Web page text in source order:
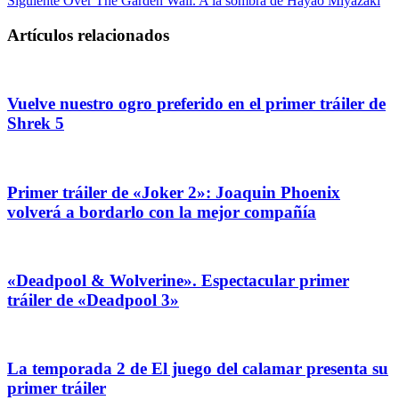
Artículos relacionados
Vuelve nuestro ogro preferido en el primer tráiler de
Shrek 5
Primer tráiler de «Joker 2»: Joaquin Phoenix
volverá a bordarlo con la mejor compañía
«Deadpool & Wolverine». Espectacular primer
tráiler de «Deadpool 3»
La temporada 2 de El juego del calamar presenta su
primer tráiler